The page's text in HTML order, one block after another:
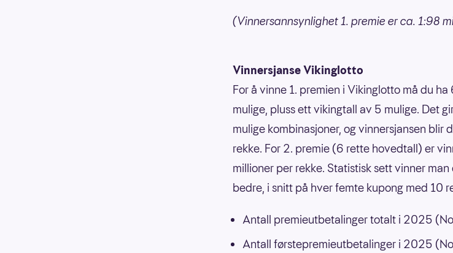
(Vinnersannsynlighet 1. premie er ca. 1:98
Vinnersjanse Vikinglotto
For å vinne 1. premien i Vikinglotto må du
mulige, pluss ett vikingtall av 5 mulige. Det
mulige kombinasjoner, og vinnersjansen blir
rekke. For 2. premie (6 rette hovedtall) er
millioner per rekke. Statistisk sett vinner
bedre, i snitt på hver femte kupong med 10
Antall premieutbetalinger totalt i 2025
Antall førstepremieutbetalinger i 2025